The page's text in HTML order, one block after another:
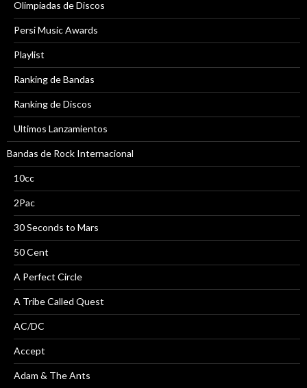
Olimpiadas de Discos
Persi Music Awards
Playlist
Ranking de Bandas
Ranking de Discos
Ultimos Lanzamientos
Bandas de Rock Internacional
10cc
2Pac
30 Seconds to Mars
50 Cent
A Perfect Circle
A Tribe Called Quest
AC/DC
Accept
Adam & The Ants